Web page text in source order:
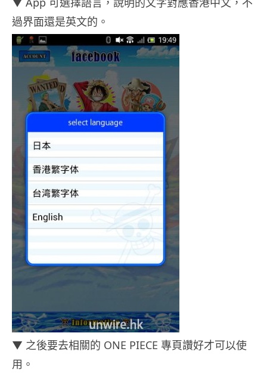
過界面還是英文的。
▼ 之後要去相關的 ONE PIECE 專頁讚好才可以使
用。